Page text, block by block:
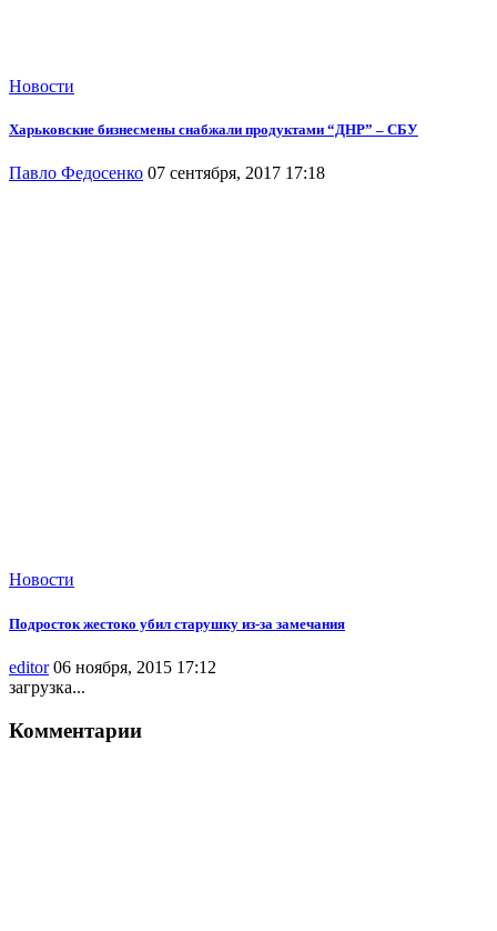
Новости
Харьковские бизнесмены снабжали продуктами “ДНР” – СБУ
Павло Федосенко 07 сентября, 2017 17:18
Новости
Подросток жестоко убил старушку из-за замечания
editor 06 ноября, 2015 17:12
загрузка...
Комментарии